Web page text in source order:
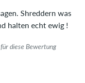
Shreddern was
halten echt ewig !
diese Bewertung